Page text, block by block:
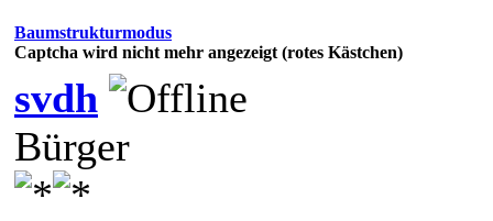
Baumstrukturmodus
Captcha wird nicht mehr angezeigt (rotes Kästchen)
svdh
Bürger